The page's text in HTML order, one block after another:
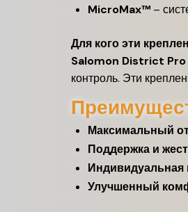
MicroMax™ –
Для кого эти
Salomon District Pro
контроль. Эти
Максимальный
Поддержка и
Индивидуальная
Улучшенный